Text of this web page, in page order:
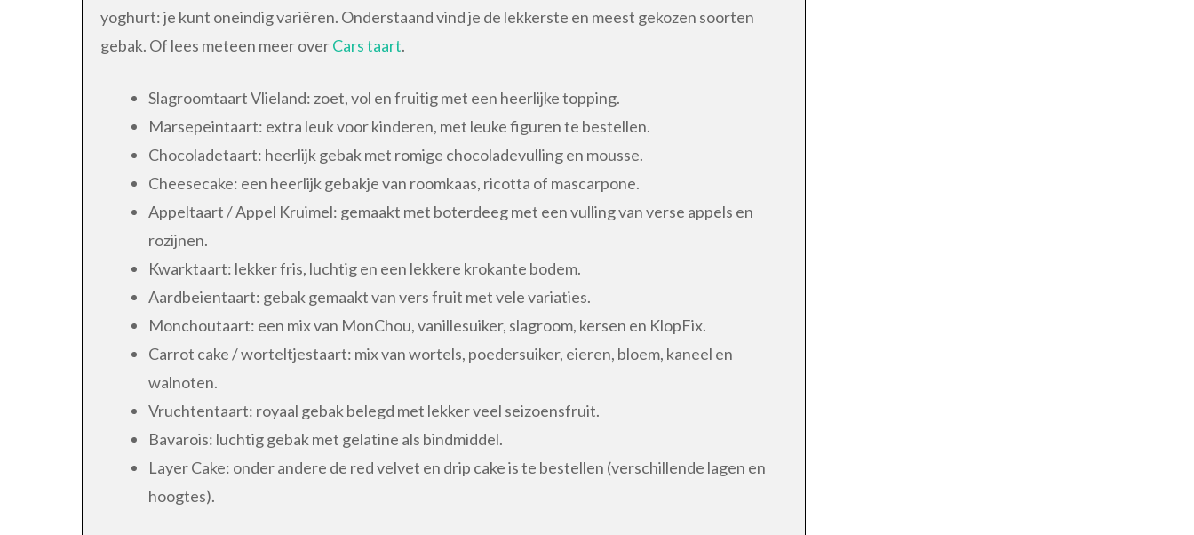
yoghurt: je kunt oneindig variëren. Onderstaand vind je de lekkerste en meest gekozen soorten
gebak. Of lees meteen meer overCars taart.
Slagroomtaart Vlieland: zoet, vol en fruitig met een heerlijke topping.
Marsepeintaart: extra leuk voor kinderen, met leuke figuren te bestellen.
Chocoladetaart: heerlijk gebak met romige chocoladevulling en mousse.
Cheesecake: een heerlijk gebakje van roomkaas, ricotta of mascarpone.
Appeltaart / Appel Kruimel: gemaakt met boterdeeg met een vulling van verse appels en
rozijnen.
Kwarktaart: lekker fris, luchtig en een lekkere krokante bodem.
Aardbeientaart: gebak gemaakt van vers fruit met vele variaties.
Monchoutaart: een mix van MonChou, vanillesuiker, slagroom, kersen en KlopFix.
Carrot cake / worteltjestaart: mix van wortels, poedersuiker, eieren, bloem, kaneel en
walnoten.
Vruchtentaart: royaal gebak belegd met lekker veel seizoensfruit.
Bavarois: luchtig gebak met gelatine als bindmiddel.
Layer Cake: onder andere de red velvet en drip cake is te bestellen (verschillende lagen en
hoogtes).